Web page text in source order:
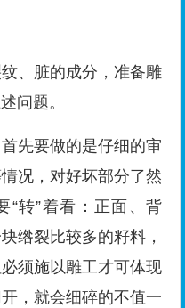
、脏的成分，准备雕
问题。
先要做的是仔细的审
况，对好坏部分了然
“转”着看：正面、背
绺裂比较多的籽料，
须施以雕工才可体现
，就会细碎的不值一